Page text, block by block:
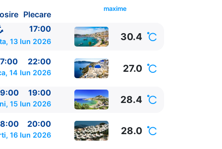
Plecare
maxime
17:00
13 Iun 2026 30.4
22:00
14 Iun 2026 27.0
19:00
15 Iun 2026 28.4
20:00
16 Iun 2026 28.0